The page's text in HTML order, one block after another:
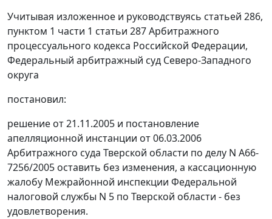
Учитывая изложенное и руководствуясь статьей 286,
пунктом 1 части 1 статьи 287Арбитражного
процессуального кодекса Российской Федерации,
Федеральный арбитражный суд Северо-Западного
округа
постановил:
решение от 21.11.2005 и постановление
апелляционной инстанции от 06.03.2006
Арбитражного суда Тверской области по делу N А66-
7256/2005 оставить без изменения, а кассационную
жалобу Межрайонной инспекции Федеральной
налоговой службы N 5 по Тверской области - без
удовлетворения.